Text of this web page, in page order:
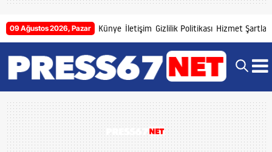
09 Ağustos 2026, Pazar Künye İletişim Gizlilik Politikası Hizmet Şartları